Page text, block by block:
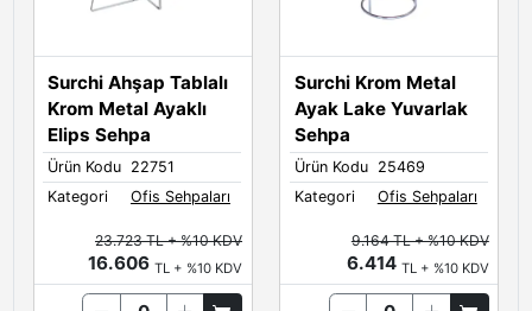
Surchi Ahşap Tablalı
Krom Metal Ayaklı
Elips Sehpa
Ürün Kodu
22751
Kategori
Ofis Sehpaları
23.723 TL + %10 KDV
16.606TL + %10 KDV
Surchi Krom Metal
Ayak Lake Yuvarlak
Sehpa
Ürün Kodu
25469
Kategori
Ofis Sehpaları
9.164 TL + %10 KDV
6.414 TL + %10 KDV